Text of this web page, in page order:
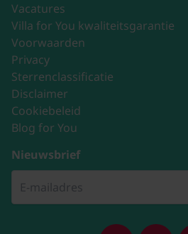
Vacatures
Villa for You kwaliteitsgarantie
Voorwaarden
Privacy
Sterrenclassificatie
Disclaimer
Cookiebeleid
Blog for You
Nieuwsbrief